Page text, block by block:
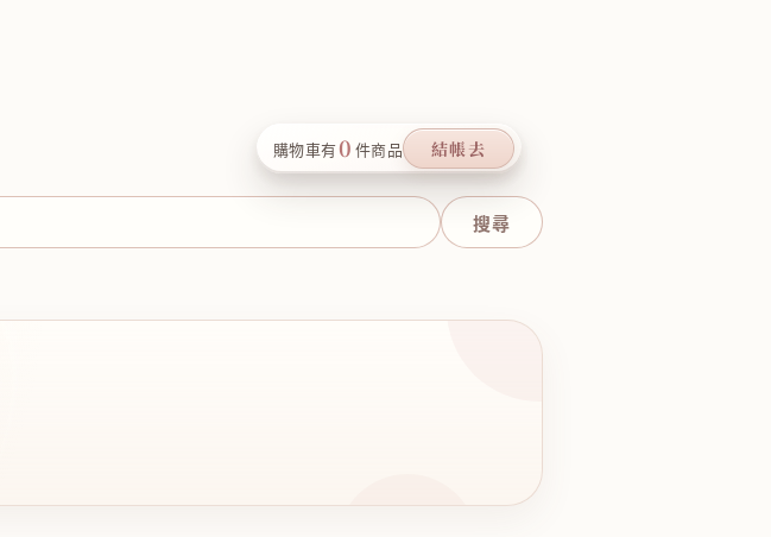
購物車有0 件商品 結帳去